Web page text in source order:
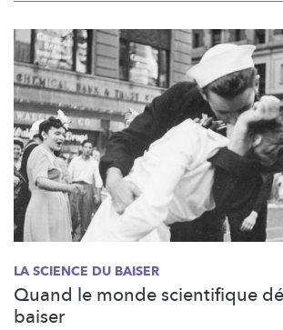
LA SCIENCE DU BAISER
Quand le monde scientifique
baiser